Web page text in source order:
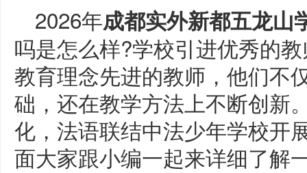
2026年成都实外新都五龙山
吗是怎么样?学校引进优秀的
教育理念先进的教师，他们不
础，还在教学方法上不断创新
化，法语联结中法少年学校开
面大家跟小编一起来详细了解